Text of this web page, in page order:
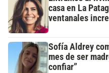
casa en La
ventanales
Sofía Aldrey
mes de ser
confiar”